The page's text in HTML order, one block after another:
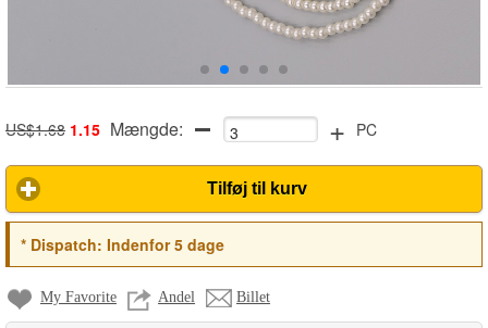
US$1.68 1.15 Mængde: + PC
Tilføj til kurv
*Dispatch: Indenfor 5 dage
My Favorite Andel Billet